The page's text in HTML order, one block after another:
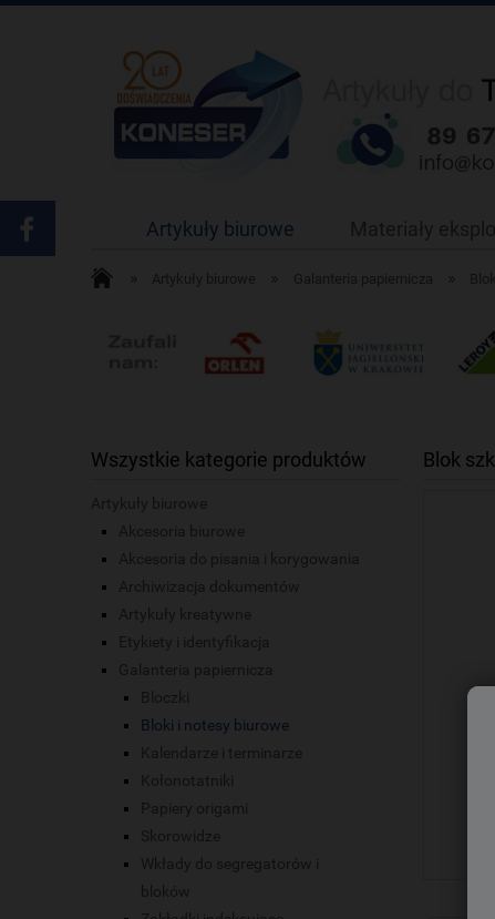
Artykuły biurowe Materiały
Artykuły biurowe Galanteria papiernicza
Wszystkie kategorie produktów
Artykuły biurowe
Akcesoria biurowe
Akcesoria do pisania i korygowania
Archiwizacja dokumentów
Artykuły kreatywne
Etykiety i identyfikacja
Galanteria papiernicza
Bloczki
Bloki i notesy biurowe
Kalendarze i terminarze
Kołonotatniki
Papiery origami
Skorowidze
Wkłady do segregatorów i
bloków
Blok